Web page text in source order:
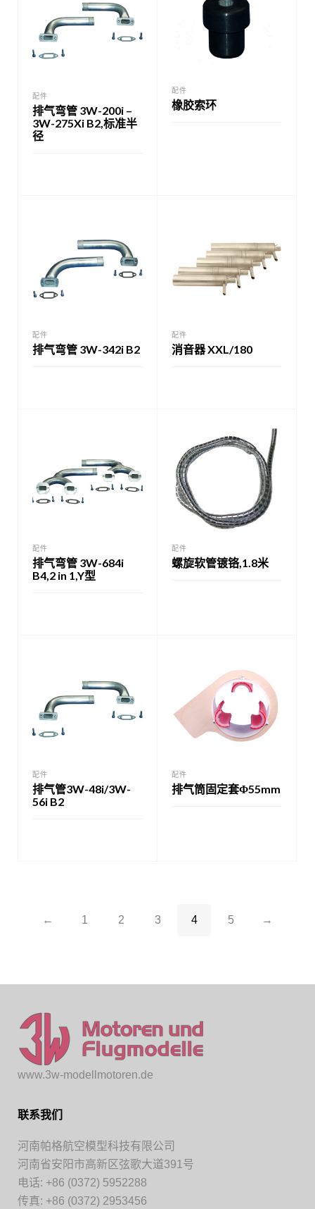
配件
排气弯管 3W-200i –
3W-275Xi B2,标准半
径
配件
橡胶索环
配件
排气弯管 3W-342i B2
配件
消音器 XXL/180
配件
排气弯管 3W-684i
B4,2 in 1,Y型
配件
螺旋软管镀铬,1.8米
配件
排气管3W-48i/3W-
56i B2
配件
排气筒固定套Φ55mm
← 1 2 3 4 5 →
www.3w-modellmotoren.de
联系我们
河南帕格航空模型科技有限公司
河南省安阳市高新区弦歌大道391号
电话: +86 (0372) 5952288
传真: +86 (0372) 2953456